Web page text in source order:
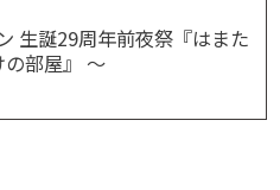
生誕29周年前夜祭『はまた
の部屋』 〜